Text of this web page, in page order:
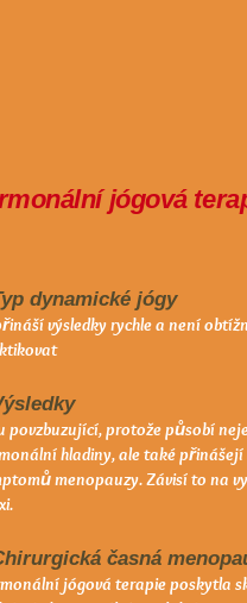
jógová
dynamické jógy
výsledky rychle a není
povzbuzující, protože působí
hladiny, ale také přinášejí
menopauzy. Závisí to na
časná
jógová terapie poskytla